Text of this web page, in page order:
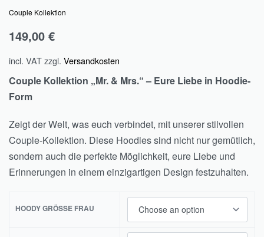
Couple Kollektion
149,00 €
incl. VATzzgl. Versandkosten
Couple Kollektion „Mr. & Mrs.“ – Eure Liebe in Hoodie-
Form
Zeigt der Welt, was euch verbindet, mit unserer stilvollen
Couple-Kollektion. Diese Hoodies sind nicht nur gemütlich,
sondern auch die perfekte Möglichkeit, eure Liebe und
Erinnerungen in einem einzigartigen Design festzuhalten.
HOODY GRÖSSE FRAU